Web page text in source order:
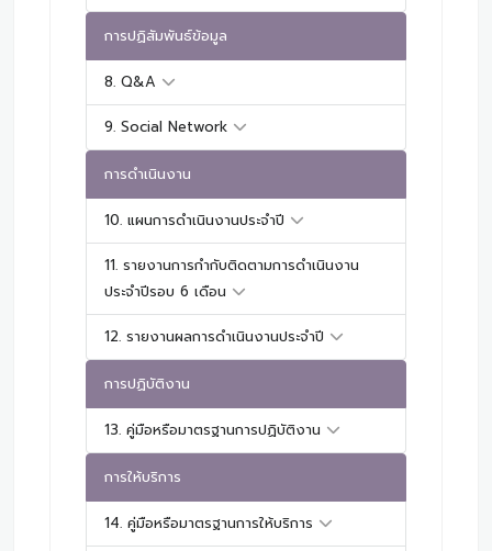
การปฏิสัมพันธ์ข้อมูล
8. Q&A
9. Social Network
การดำเนินงาน
10. แผนการดำเนินงานประจำปี
11. รายงานการกำกับติดตามการดำเนินงาน
ประจำปีรอบ 6 เดือน
12. รายงานผลการดำเนินงานประจำปี
การปฏิบัติงาน
13. คู่มือหรือมาตรฐานการปฏิบัติงาน
การให้บริการ
14. คู่มือหรือมาตรฐานการให้บริการ